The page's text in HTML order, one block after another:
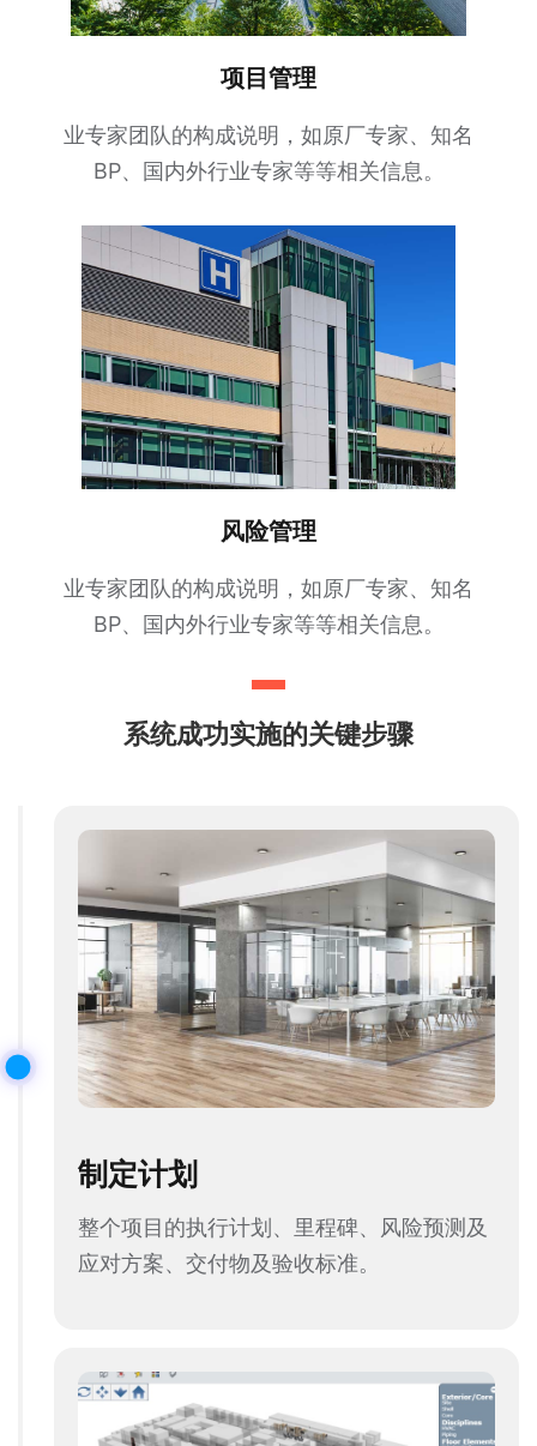
项目管理
业专家团队的构成说明，如原厂专家、知名
BP、国内外行业专家等等相关信息。
风险管理
业专家团队的构成说明，如原厂专家、知名
BP、国内外行业专家等等相关信息。
系统成功实施的关键步骤
制定计划
整个项目的执行计划、里程碑、风险预测及
应对方案、交付物及验收标准。